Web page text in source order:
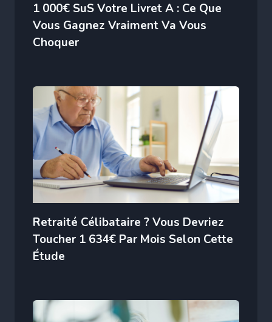
1 000€ SuS Votre Livret A : Ce Que
Vous Gagnez Vraiment Va Vous
Choquer
Retraité Célibataire ? Vous Devriez
Toucher 1 634€ Par Mois Selon Cette
Étude